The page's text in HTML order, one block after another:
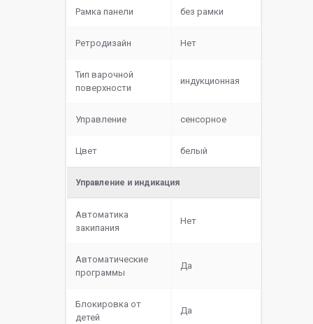
Рамка панели без рамки
Ретродизайн Нет
Тип варочной
поверхности
индукционная
Управление сенсорное
Цвет белый
Управление и индикация
Автоматика
закипания
Нет
Автоматические
программы
Да
Блокировка от
детей
Да